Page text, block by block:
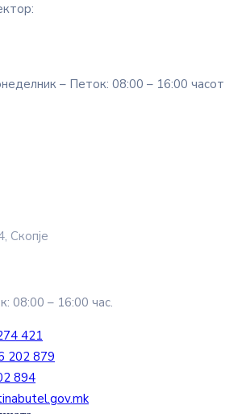
– Петок: 08:00 – 16:00 часот
Скопје
08:00 – 16:00 час.
421
202 879
894